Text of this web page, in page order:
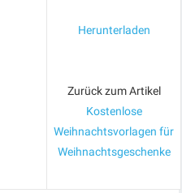
Herunterladen
Zurück zum Artikel
Kostenlose
Weihnachtsvorlagen für
Weihnachtsgeschenke